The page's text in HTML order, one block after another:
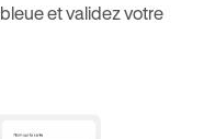
et validez votre